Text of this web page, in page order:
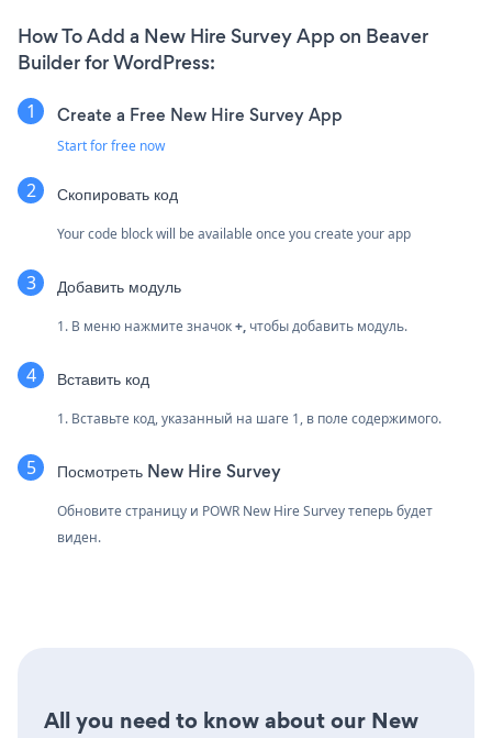
How To Add a New Hire Survey App on Beaver
Builder for WordPress:
Create a Free New Hire Survey App
Start for free now
Скопировать код
Your code block will be available once you create your app
Добавить модуль
1. В меню нажмите значок+, чтобы добавить модуль.
Вставить код
1. Вставьте код, указанный на шаге 1, в поле содержимого.
Посмотреть New Hire Survey
Обновите страницу и POWR New Hire Survey теперь будет
виден.
All you need to know about our New